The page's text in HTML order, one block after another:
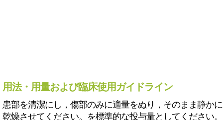
用法・用量および臨床使用ガイドライン
患部を清潔にし，傷部のみに適量をぬり，そのまま静かに
乾燥させてください。を標準的な投与量としてください。